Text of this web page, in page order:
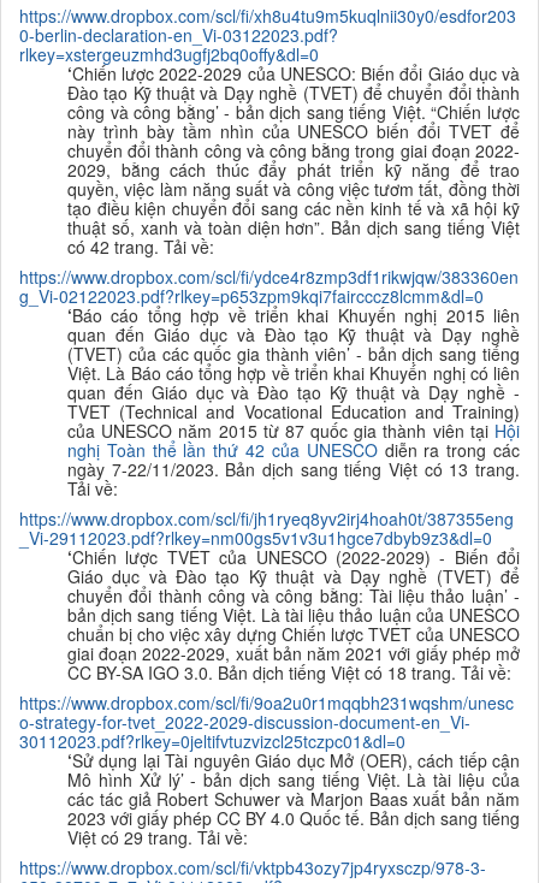
https://www.dropbox.com/scl/fi/xh8u4tu9m5kuqlnii30y0/esdfor203
0-berlin-declaration-en_Vi-03122023.pdf?
rlkey=xstergeuzmhd3ugfj2bq0offy&dl=0
‘Chiến lược 2022-2029 của UNESCO: Biến đổi Giáo dục và
Đào tạo Kỹ thuật và Dạy nghề (TVET) để chuyển đổi thành
công và công bằng’ - bản dịch sang tiếng Việt. “Chiến lược
này trình bày tầm nhìn của UNESCO biến đổi TVET để
chuyển đổi thành công và công bằng trong giai đoạn 2022-
2029, bằng cách thúc đẩy phát triển kỹ năng để trao
quyền, việc làm năng suất và công việc tươm tất, đồng thời
tạo điều kiện chuyển đổi sang các nền kinh tế và xã hội kỹ
thuật số, xanh và toàn diện hơn”. Bản dịch sang tiếng Việt
có 42 trang. Tải về:
https://www.dropbox.com/scl/fi/ydce4r8zmp3df1rikwjqw/383360en
g_Vi-02122023.pdf?rlkey=p653zpm9kqi7faircccz8lcmm&dl=0
‘Báo cáo tổng hợp về triển khai Khuyến nghị 2015 liên
quan đến Giáo dục và Đào tạo Kỹ thuật và Dạy nghề
(TVET) của các quốc gia thành viên’ - bản dịch sang tiếng
Việt. Là Báo cáo tổng hợp về triển khai Khuyến nghị có liên
quan đến Giáo dục và Đào tạo Kỹ thuật và Dạy nghề -
TVET (Technical and Vocational Education and Training)
của UNESCO năm 2015 từ 87 quốc gia thành viên tại Hội
nghị Toàn thể lần thứ 42 của UNESCOdiễn ra trong các
ngày 7-22/11/2023. Bản dịch sang tiếng Việt có 13 trang.
Tải về:
https://www.dropbox.com/scl/fi/jh1ryeq8yv2irj4hoah0t/387355eng
_Vi-29112023.pdf?rlkey=nm00gs5v1v3u1hgce7dbyb9z3&dl=0
‘Chiến lược TVET của UNESCO (2022-2029) - Biến đổi
Giáo dục và Đào tạo Kỹ thuật và Dạy nghề (TVET) để
chuyển đổi thành công và công bằng: Tài liệu thảo luận’ -
bản dịch sang tiếng Việt. Là tài liệu thảo luận của UNESCO
chuẩn bị cho việc xây dựng Chiến lược TVET của UNESCO
giai đoạn 2022-2029, xuất bản năm 2021 với giấy phép mở
CC BY-SA IGO 3.0. Bản dịch tiếng Việt có 18 trang. Tải về:
https://www.dropbox.com/scl/fi/9oa2u0r1mqqbh231wqshm/unesc
o-strategy-for-tvet_2022-2029-discussion-document-en_Vi-
30112023.pdf?rlkey=0jeltifvtuzvizcl25tczpc01&dl=0
‘Sử dụng lại Tài nguyên Giáo dục Mở (OER), cách tiếp cận
Mô hình Xử lý’ - bản dịch sang tiếng Việt. Là tài liệu của
các tác giả Robert Schuwer và Marjon Baas xuất bản năm
2023 với giấy phép CC BY 4.0 Quốc tế. Bản dịch sang tiếng
Việt có 29 trang. Tải về:
https://www.dropbox.com/scl/fi/vktpb43ozy7jp4ryxsczp/978-3-